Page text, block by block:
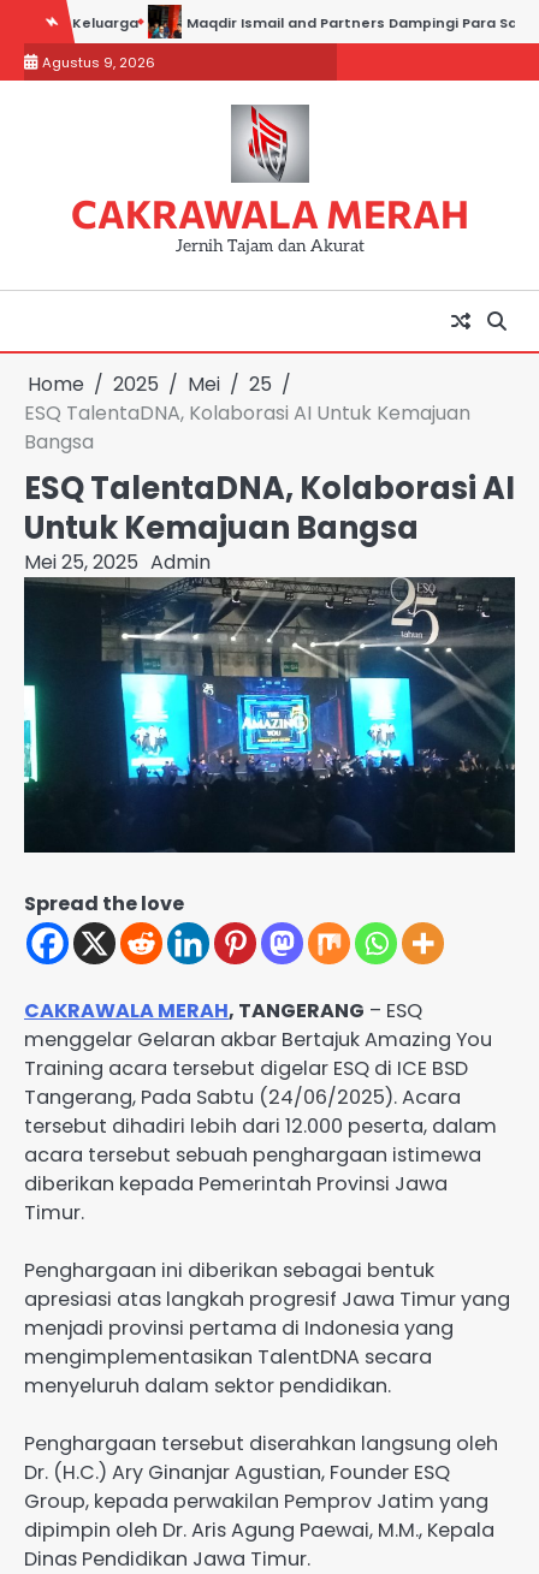
content
Keluarga Maqdir Ismail and Partners Dampingi Para Saksi Hadiri
Agustus 9, 2026
CAKRAWALA MERAH
Jernih Tajam dan Akurat
Home 2025 Mei
25
ESQ TalentaDNA, Kolaborasi AI Untuk Kemajuan
Bangsa
ESQ TalentaDNA, Kolaborasi AI
Untuk Kemajuan Bangsa
Mei 25, 2025 Admin
Spread the love
CAKRAWALA MERAH, TANGERANG – ESQ
menggelar Gelaran akbar Bertajuk Amazing You
Training acara tersebut digelar ESQ di ICE BSD
Tangerang, Pada Sabtu (24/06/2025). Acara
tersebut dihadiri lebih dari 12.000 peserta, dalam
acara tersebut sebuah penghargaan istimewa
diberikan kepada Pemerintah Provinsi Jawa
Timur.
Penghargaan ini diberikan sebagai bentuk
apresiasi atas langkah progresif Jawa Timur yang
menjadi provinsi pertama di Indonesia yang
mengimplementasikan TalentDNA secara
menyeluruh dalam sektor pendidikan.
Penghargaan tersebut diserahkan langsung oleh
Dr. (H.C.) Ary Ginanjar Agustian, Founder ESQ
Group, kepada perwakilan Pemprov Jatim yang
dipimpin oleh Dr. Aris Agung Paewai, M.M., Kepala
Dinas Pendidikan Jawa Timur.